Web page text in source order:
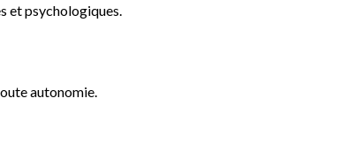
et psychologiques.
autonomie.